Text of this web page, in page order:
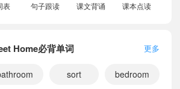
表 句子跟读 课文背诵 课本点读
Home必背单词 更多
sort bedroom